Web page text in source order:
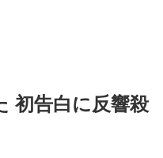
初告白に反響殺